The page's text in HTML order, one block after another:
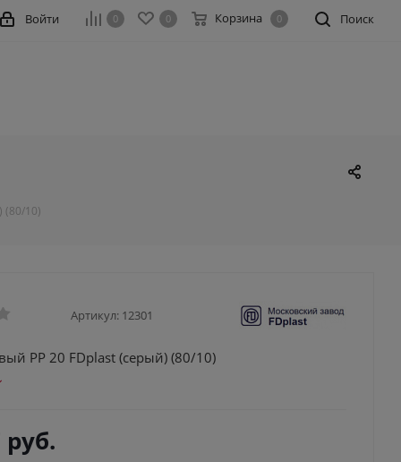
Поиск
0 0 Корзина 0
Войти
(80/10)
Артикул: 12301
PP 20 FDplast (серый) (80/10)
руб.